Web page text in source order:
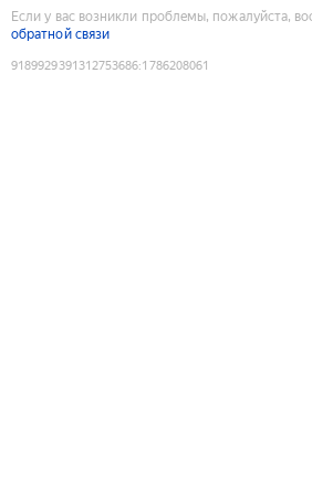
Если у вас возникли проблемы, пожалуйста,
обратной связи
9189929391312753686:1786208061